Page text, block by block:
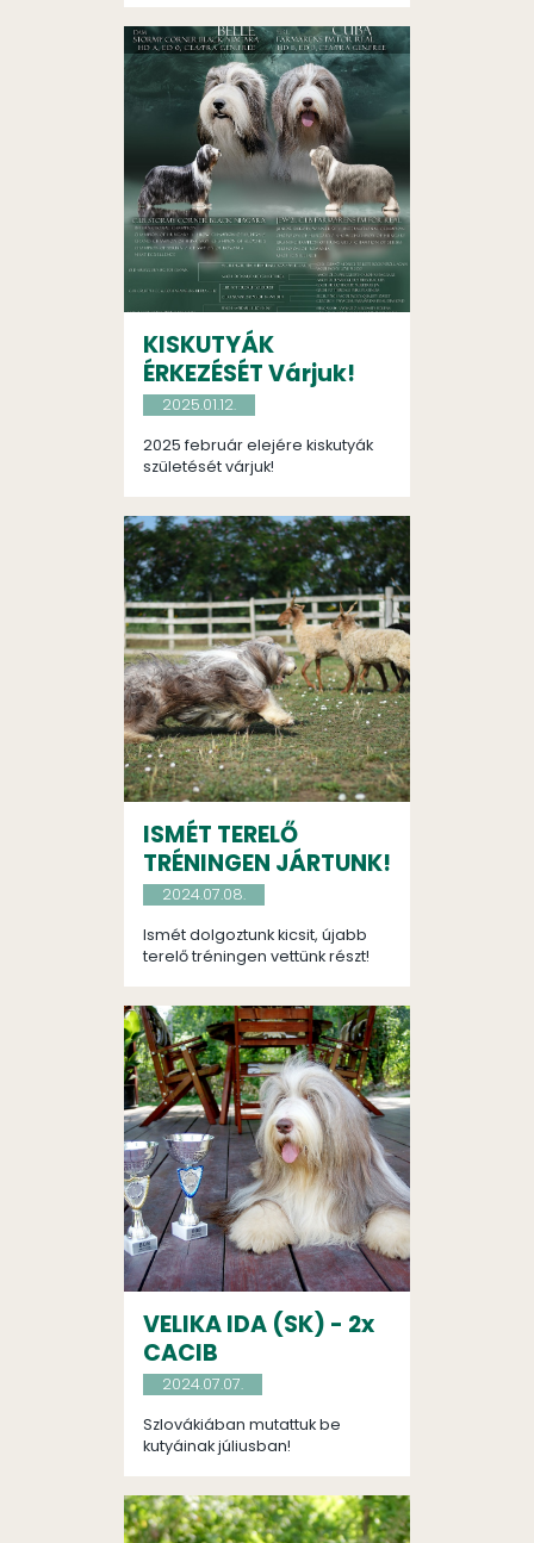
KISKUTYÁK
ÉRKEZÉSÉT Várjuk!
2025.01.12.
2025 február elejére kiskutyák
születését várjuk!
ISMÉT TERELŐ
TRÉNINGEN JÁRTUNK!
2024.07.08.
Ismét dolgoztunk kicsit, újabb
terelő tréningen vettünk részt!
VELIKA IDA (SK) - 2x
CACIB
2024.07.07.
Szlovákiában mutattuk be
kutyáinak júliusban!